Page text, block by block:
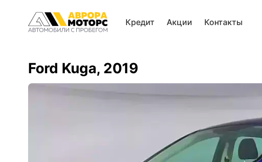
Кредит Акции Контакты
Ford Kuga, 2019